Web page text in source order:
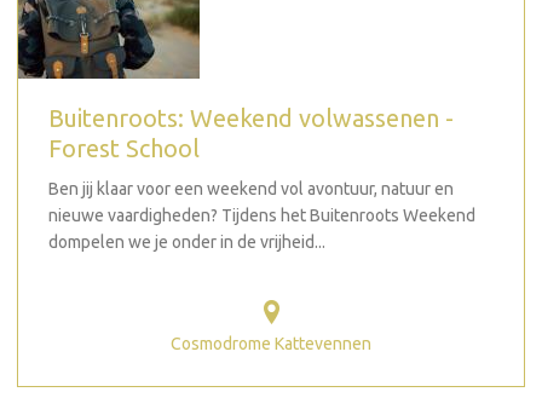
Buitenroots: Weekend volwassenen -
Forest School
Ben jij klaar voor een weekend vol avontuur, natuur en
nieuwe vaardigheden? Tijdens het Buitenroots Weekend
dompelen we je onder in de vrijheid...
Cosmodrome Kattevennen